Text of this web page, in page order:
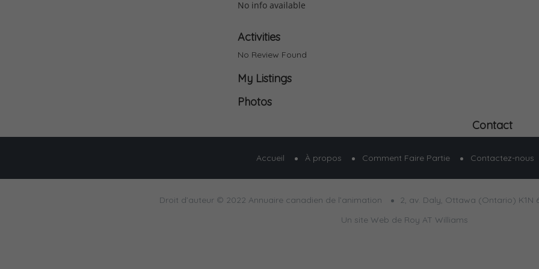
No info available
Activities
No Review Found
My Listings
Photos
Contact
Accueil À propos Comment Faire Partie Contactez-nous
Droit d’auteur © 2022 Annuaire canadien de l’animation 2, av. Daly, Ottawa (Ontario) K1N
Un site Web de Roy AT Williams